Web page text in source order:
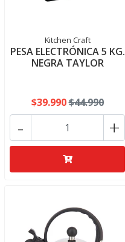
Kitchen Craft
PESA ELECTRÓNICA 5 KG.
NEGRA TAYLOR
$39.990$44.990
+
-